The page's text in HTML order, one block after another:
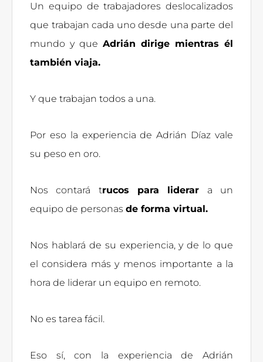
Un equipo de trabajadores deslocalizados
que trabajan cada uno desde una parte del
mundo y que Adrián dirige mientras él
también viaja.
Y que trabajan todos a una.
Por eso la experiencia de Adrián Díaz vale
su peso en oro.
Nos contará trucos para liderar a un
equipo de personas de forma virtual.
Nos hablará de su experiencia, y de lo que
el considera más y menos importante a la
hora de liderar un equipo en remoto.
No es tarea fácil.
Eso sí, con la experiencia de Adrián